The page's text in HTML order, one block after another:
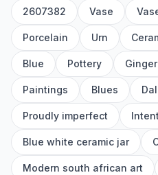
2607382 Vase
Porcelain Urn
Blue Pottery Ginger
Paintings Blues
Proudly imperfect
Blue white ceramic jar
Modern south african art